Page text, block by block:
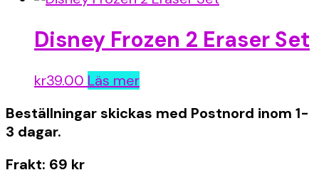
har
flera
olika
Disney Frozen 2 Eraser Set
kr39.00 Läs mer
Beställningar skickas med Postnord inom 1-
3 dagar.
Frakt: 69 kr